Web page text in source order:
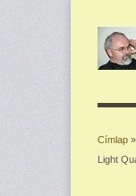
Címlap
Light